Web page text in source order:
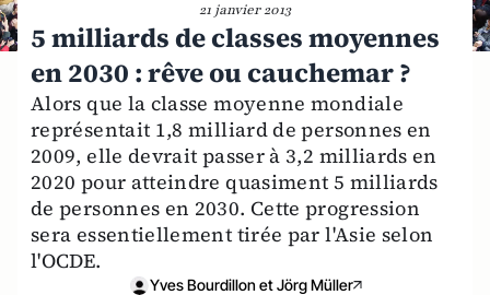
21 janvier 2013
5 milliards de classes moyennes
en 2030 : rêve ou cauchemar ?
Alors que la classe moyenne mondiale
représentait 1,8 milliard de personnes en
2009, elle devrait passer à 3,2 milliards en
2020 pour atteindre quasiment 5 milliards
de personnes en 2030. Cette progression
sera essentiellement tirée par l'Asie selon
l'OCDE.
Yves Bourdillon et Jörg Müller